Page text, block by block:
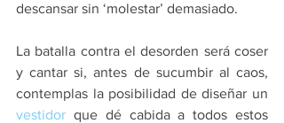
descansar sin ‘molestar’ demasiado.
La batalla contra el desorden será coser
y cantar si, antes de sucumbir al caos,
vestidor que dé cabida a todos estos